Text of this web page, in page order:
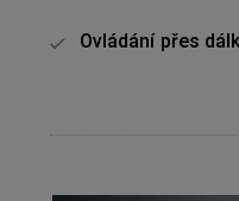
Ovládání přes